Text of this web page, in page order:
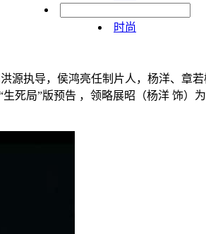
时尚
源执导，侯鸿亮任制片人，杨洋、章
死局”版预告 ，领略展昭（杨洋 饰